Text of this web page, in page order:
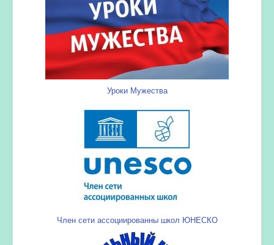
Уроки Мужества
Член сети ассоциированны школ ЮНЕСКО